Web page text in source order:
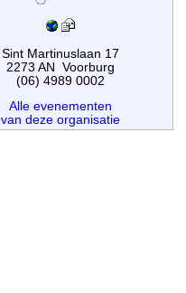
Sint Martinuslaan 17
2273 AN Voorburg
(06) 4989 0002
Alle evenementen
van deze organisatie